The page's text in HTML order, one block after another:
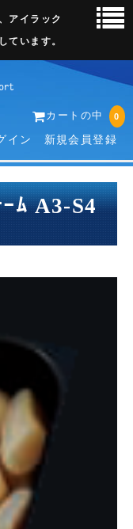
アイラック
ています。
カートの中 0
イン 新規会員登録
ﾑ A3-S4